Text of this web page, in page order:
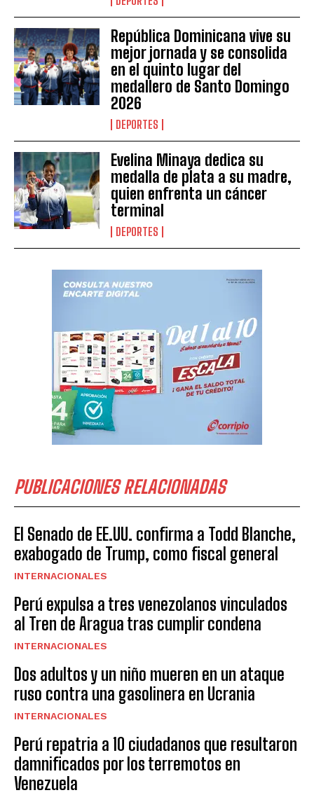
República Dominicana vive su
mejor jornada y se consolida
en el quinto lugar del
medallero de Santo Domingo
2026
DEPORTES
Evelina Minaya dedica su
medalla de plata a su madre,
quien enfrenta un cáncer
terminal
DEPORTES
PUBLICACIONES RELACIONADAS
El Senado de EE.UU. confirma a Todd Blanche,
exabogado de Trump, como fiscal general
INTERNACIONALES
Perú expulsa a tres venezolanos vinculados
al Tren de Aragua tras cumplir condena
INTERNACIONALES
Dos adultos y un niño mueren en un ataque
ruso contra una gasolinera en Ucrania
INTERNACIONALES
Perú repatria a 10 ciudadanos que resultaron
damnificados por los terremotos en
Venezuela